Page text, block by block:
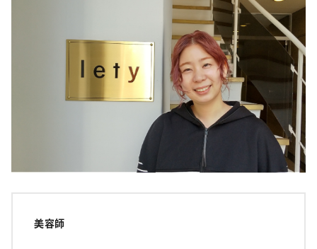
美容師